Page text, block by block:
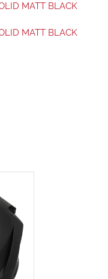
MATT BLACK
MATT BLACK